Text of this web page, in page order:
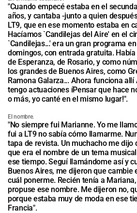
"Cuando empecé estaba en el
años, y cantaba -junto a quien
LT9, que en ese momento estaba en
Hacíamos `Candilejas del Aire' en el
`Candilejas...' era un gran programa
domingos, con entrada gratuita.
de Esperanza, de Rosario, y como
los grandes de Buenos Aires, como
Ramona Galarza... Ahora funciona allí
tengo actuaciones íPensar que hace
o más, yo canté en el mismo lugar!".
El nombre.
"No siempre fui Marianne. Yo me
fui a LT9 no sabía cómo llamarme.
tapa de revista. Un muchacho me dijo
que era el nombre de un tema
ese tiempo. Seguí llamándome así y
Buenos Aires, me dijeron que cambie
cuál ponerme. Recién tenía a
propuse ese nombre. Me dijeron no,
porque estaba muy de moda en ese
Francia".